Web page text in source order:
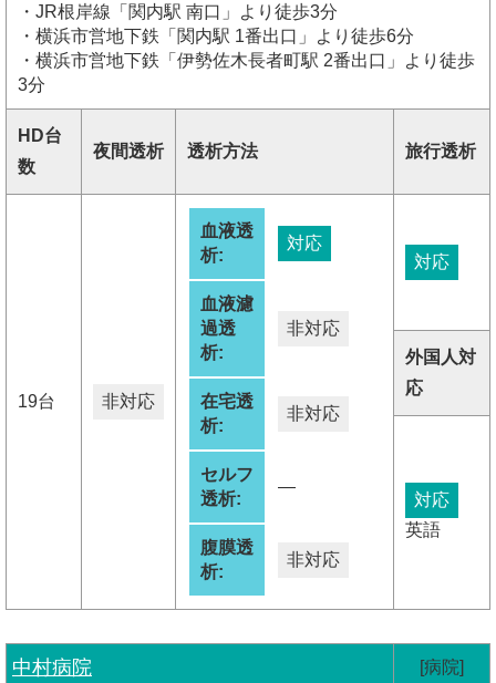
・JR根岸線「関内駅 南口」より徒歩3分
・横浜市営地下鉄「関内駅 1番出口」より徒歩6分
・横浜市営地下鉄「伊勢佐木長者町駅 2番出口」より徒歩
3分
HD台
数
夜間透析 透析方法 旅行透析
19台 非対応
血液透
析:
対応
血液濾
過透
析:
非対応
在宅透
析:
非対応
セルフ
透析:
―
腹膜透
析:
非対応
対応
外国人対
応
対応
英語
中村病院 [病院]